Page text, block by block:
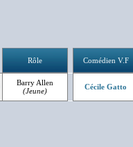
Rôle Comédien V.F
Barry Allen
(Jeune)
Cécile Gatto